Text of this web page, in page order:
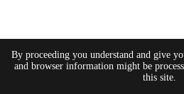
By proceeding you understand and give
and browser information might be
this site.